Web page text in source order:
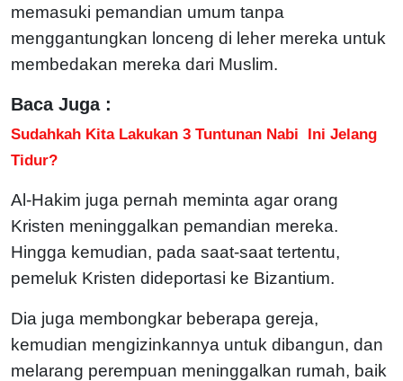
memasuki pemandian umum tanpa
menggantungkan lonceng di leher mereka untuk
membedakan mereka dari Muslim.
Baca Juga :
Sudahkah Kita Lakukan 3 Tuntunan Nabi Ini Jelang
Tidur?
Al-Hakim juga pernah meminta agar orang
Kristen meninggalkan pemandian mereka.
Hingga kemudian, pada saat-saat tertentu,
pemeluk Kristen dideportasi ke Bizantium.
Dia juga membongkar beberapa gereja,
kemudian mengizinkannya untuk dibangun, dan
melarang perempuan meninggalkan rumah, baik